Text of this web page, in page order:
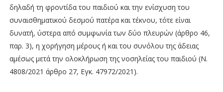
δηλαδή τη φροντίδα του παιδιού και την ενίσχυση του
συναισθηματικού δεσμού πατέρα και τέκνου, τότε είναι
δυνατή, ύστερα από συμφωνία των δύο πλευρών (άρθρο 46,
παρ. 3), η χορήγηση μέρους ή και του συνόλου της άδειας
αμέσως μετά την ολοκλήρωση της νοσηλείας του παιδιού (Ν.
4808/2021 άρθρο 27, Εγκ. 47972/2021).